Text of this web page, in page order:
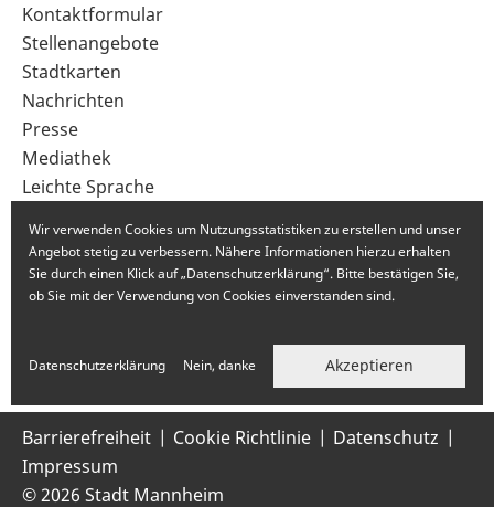
Sekundärnavigation
im
Fußbereich
Kontaktformular
Stellenangebote
Stadtkarten
Nachrichten
Presse
Mediathek
Leichte Sprache
Barrierefreiheit Cookie Richtlinie
Datenschutz
Impressum
© 2026 Stadt Mannheim
Wir verwenden Cookies um Nutzungsstatistiken zu erstellen und unser
Angebot stetig zu verbessern. Nähere Informationen hierzu erhalten
Sie durch einen Klick auf „Datenschutzerklärung“. Bitte bestätigen Sie,
ob Sie mit der Verwendung von Cookies einverstanden sind.
Datenschutzerklärung Nein, danke Akzeptieren